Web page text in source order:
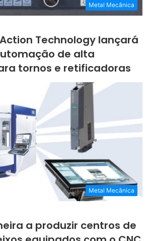
Metal Mecânica
Action Technology lançará
de alta
tornos e retificadoras
Metal Mecânica
a produzir centros de